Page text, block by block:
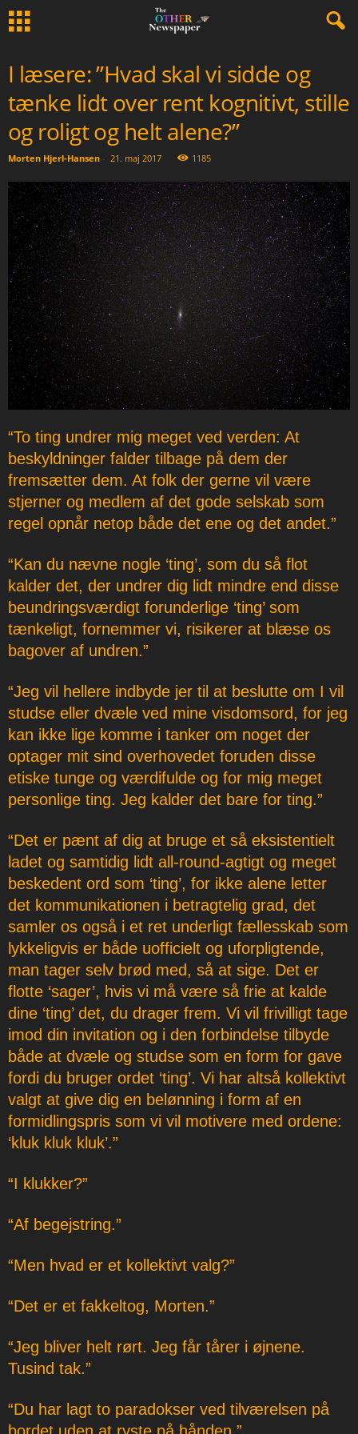
I læsere: ”Hvad skal vi sidde og
tænke lidt over rent kognitivt, stille
og roligt og helt alene?”
Morten Hjerl-Hansen - 21. maj 2017 1185
“To ting undrer mig meget ved verden: At
beskyldninger falder tilbage på dem der
fremsætter dem. At folk der gerne vil være
stjerner og medlem af det gode selskab som
regel opnår netop både det ene og det andet.”
“Kan du nævne nogle ‘ting’, som du så flot
kalder det, der undrer dig lidt mindre end disse
beundringsværdigt forunderlige ‘ting’ som
tænkeligt, fornemmer vi, risikerer at blæse os
bagover af undren.”
“Jeg vil hellere indbyde jer til at beslutte om I vil
studse eller dvæle ved mine visdomsord, for jeg
kan ikke lige komme i tanker om noget der
optager mit sind overhovedet foruden disse
etiske tunge og værdifulde og for mig meget
personlige ting. Jeg kalder det bare for ting.”
“Det er pænt af dig at bruge et så eksistentielt
ladet og samtidig lidt all-round-agtigt og meget
beskedent ord som ‘ting’, for ikke alene letter
det kommunikationen i betragtelig grad, det
samler os også i et ret underligt fællesskab som
lykkeligvis er både uofficielt og uforpligtende,
man tager selv brød med, så at sige. Det er
flotte ‘sager’, hvis vi må være så frie at kalde
dine ‘ting’ det, du drager frem. Vi vil frivilligt tage
imod din invitation og i den forbindelse tilbyde
både at dvæle og studse som en form for gave
fordi du bruger ordet ‘ting’. Vi har altså kollektivt
valgt at give dig en belønning i form af en
formidlingspris som vi vil motivere med ordene:
‘kluk kluk kluk’.”
“I klukker?”
“Af begejstring.”
“Men hvad er et kollektivt valg?”
“Det er et fakkeltog, Morten.”
“Jeg bliver helt rørt. Jeg får tårer i øjnene.
Tusind tak.”
“Du har lagt to paradokser ved tilværelsen på